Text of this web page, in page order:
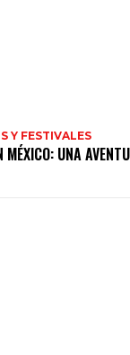
Y FESTIVALES
MÉXICO: UNA